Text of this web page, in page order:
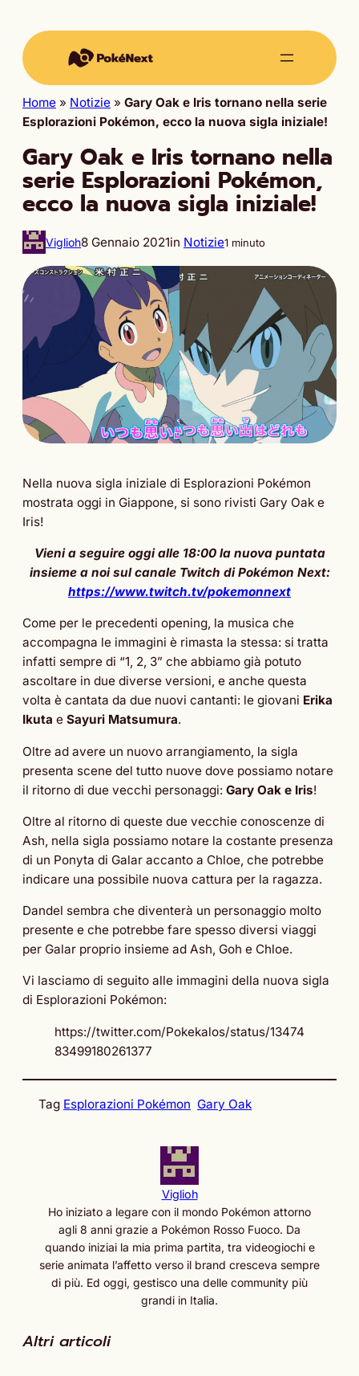
Home » Notizie » Gary Oak e Iris tornano nella serie
Esplorazioni Pokémon, ecco la nuova sigla iniziale!
Gary Oak e Iris tornano nella
serie Esplorazioni Pokémon,
ecco la nuova sigla iniziale!
Viglioh8 Gennaio 2021in Notizie1 minuto
Nella nuova sigla iniziale di Esplorazioni Pokémon
mostrata oggi in Giappone, si sono rivisti Gary Oak e
Iris!
Vieni a seguire oggi alle 18:00 la nuova puntata
insieme a noi sul canale Twitch di Pokémon Next:
https://www.twitch.tv/pokemonnext
Come per le precedenti opening, la musica che
accompagna le immagini è rimasta la stessa: si tratta
infatti sempre di “1, 2, 3” che abbiamo già potuto
ascoltare in due diverse versioni, e anche questa
volta è cantata da due nuovi cantanti: le giovani Erika
Ikuta e Sayuri Matsumura.
Oltre ad avere un nuovo arrangiamento, la sigla
presenta scene del tutto nuove dove possiamo notare
il ritorno di due vecchi personaggi: Gary Oak e Iris!
Oltre al ritorno di queste due vecchie conoscenze di
Ash, nella sigla possiamo notare la costante presenza
di un Ponyta di Galar accanto a Chloe, che potrebbe
indicare una possibile nuova cattura per la ragazza.
Dandel sembra che diventerà un personaggio molto
presente e che potrebbe fare spesso diversi viaggi
per Galar proprio insieme ad Ash, Goh e Chloe.
Vi lasciamo di seguito alle immagini della nuova sigla
di Esplorazioni Pokémon:
https://twitter.com/Pokekalos/status/13474
83499180261377
Tag Esplorazioni Pokémon Gary Oak
Viglioh
Ho iniziato a legare con il mondo Pokémon attorno
agli 8 anni grazie a Pokémon Rosso Fuoco. Da
quando iniziai la mia prima partita, tra videogiochi e
serie animata l’affetto verso il brand cresceva sempre
di più. Ed oggi, gestisco una delle community più
grandi in Italia.
Altri articoli